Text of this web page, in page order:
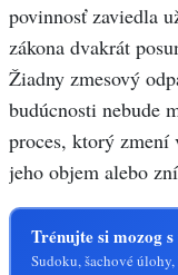
povinnosť zaviedla
zákona dvakrát
Žiadny zmesový
budúcnosti nebude
proces, ktorý zmení
jeho objem alebo
Trénujte si mozog
Sudoku, šachové